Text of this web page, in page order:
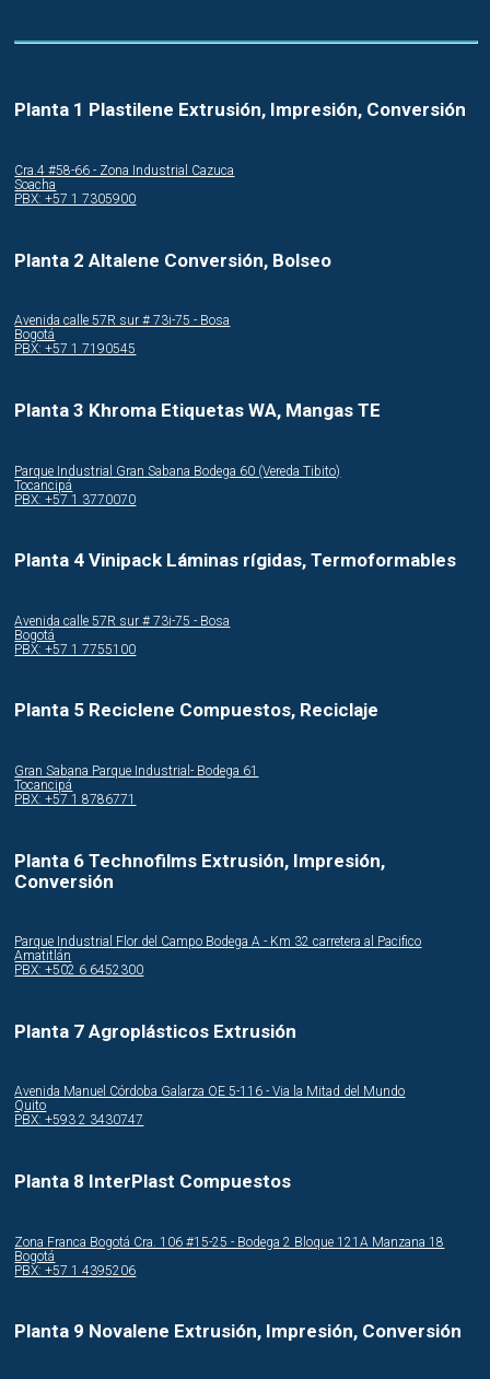
Planta 1 Plastilene Extrusión, Impresión, Conversión
Cra.4 #58-66 - Zona Industrial Cazuca
Soacha
PBX: +57 1 7305900
Planta 2 Altalene Conversión, Bolseo
Avenida calle 57R sur # 73i-75 - Bosa
Bogotá
PBX: +57 1 7190545
Planta 3 Khroma Etiquetas WA, Mangas TE
Parque Industrial Gran Sabana Bodega 60 (Vereda Tibito)
Tocancipá
PBX: +57 1 3770070
Planta 4 Vinipack Láminas rígidas, Termoformables
Avenida calle 57R sur # 73i-75 - Bosa
Bogotá
PBX: +57 1 7755100
Planta 5 Reciclene Compuestos, Reciclaje
Gran Sabana Parque Industrial- Bodega 61
Tocancipá
PBX: +57 1 8786771
Planta 6 Technofilms Extrusión, Impresión,
Conversión
Parque Industrial Flor del Campo Bodega A - Km 32 carretera al Pacifico
Amatitlán
PBX: +502 6 6452300
Planta 7 Agroplásticos Extrusión
Avenida Manuel Córdoba Galarza OE 5-116 - Via la Mitad del Mundo
Quito
PBX: +593 2 3430747
Planta 8 InterPlast Compuestos
Zona Franca Bogotá Cra. 106 #15-25 - Bodega 2 Bloque 121A Manzana 18
Bogotá
PBX: +57 1 4395206
Planta 9 Novalene Extrusión, Impresión, Conversión